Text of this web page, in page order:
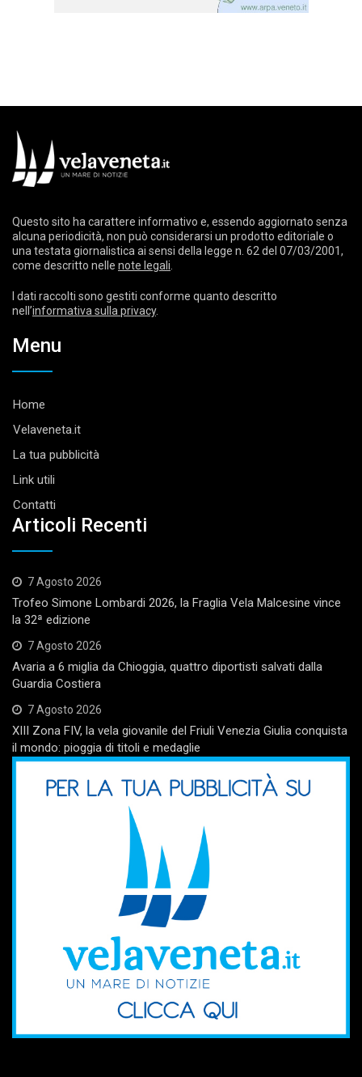
Questo sito ha carattere informativo e, essendo aggiornato senza
alcuna periodicità, non può considerarsi un prodotto editoriale o
una testata giornalistica ai sensi della legge n. 62 del 07/03/2001,
come descritto nelle note legali
I dati raccolti sono gestiti conforme quanto descritto
nell’informativa sulla privacy.
Menu
Home
Velaveneta.it
La tua pubblicità
Link utili
Contatti
Articoli Recenti
7 Agosto 2026
Trofeo Simone Lombardi 2026, la Fraglia Vela Malcesine vince
la 32ª edizione
7 Agosto 2026
Avaria a 6 miglia da Chioggia, quattro diportisti salvati dalla
Guardia Costiera
7 Agosto 2026
XIII Zona FIV, la vela giovanile del Friuli Venezia Giulia conquista
il mondo: pioggia di titoli e medaglie